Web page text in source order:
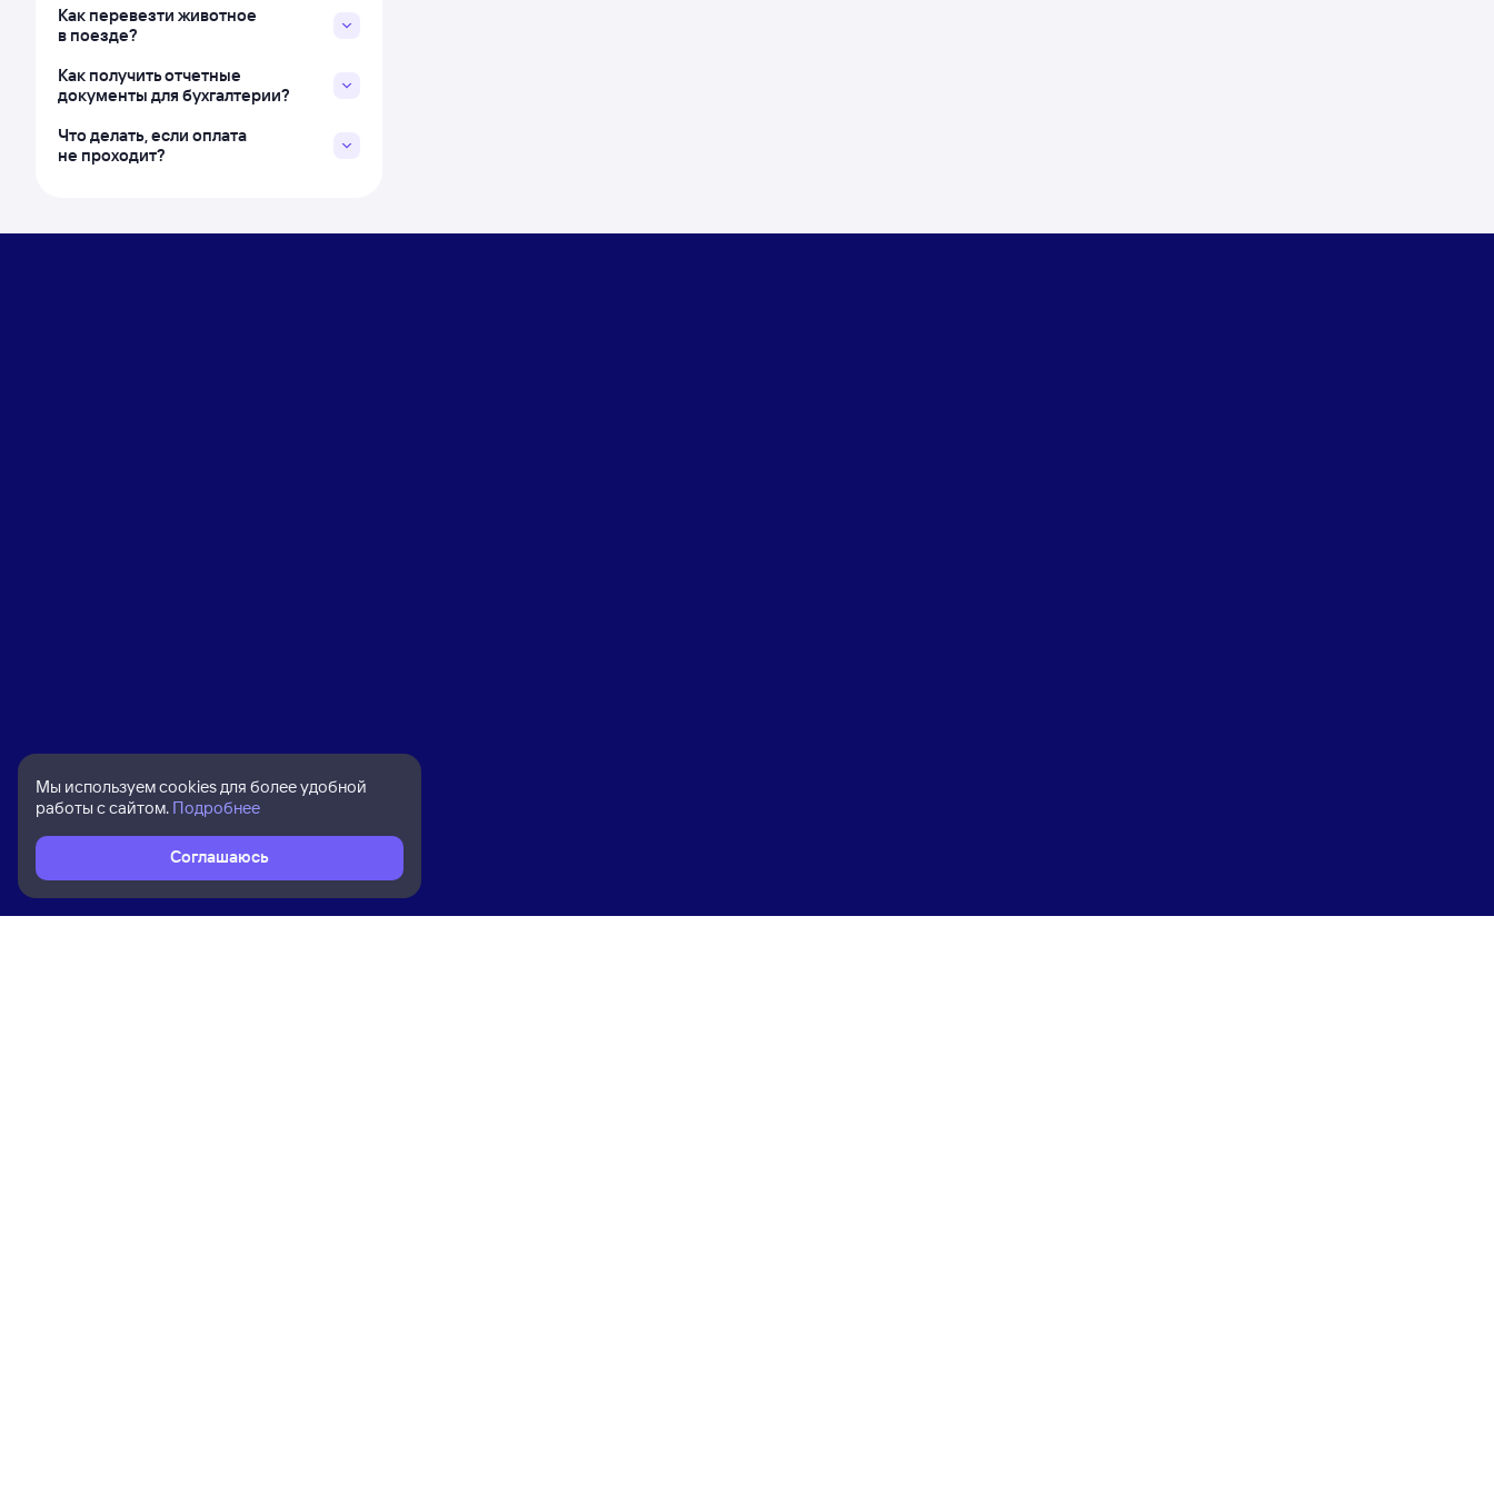
Как перевезти животное
в поезде?
Как получить отчетные
документы для бухгалтерии?
Что делать, если оплата
не проходит?
Мы используем cookies для более удобной
работы с сайтом. Подробнее
Соглашаюсь